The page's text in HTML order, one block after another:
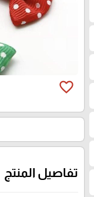
favorite_border
تفاصيل المنتج